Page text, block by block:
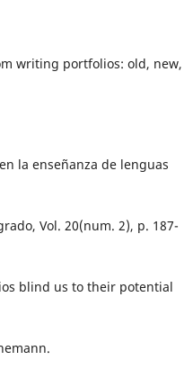
writing portfolios: old, new,
la enseñanza de lenguas
Vol. 20(num. 2), p. 187-
blind us to their potential